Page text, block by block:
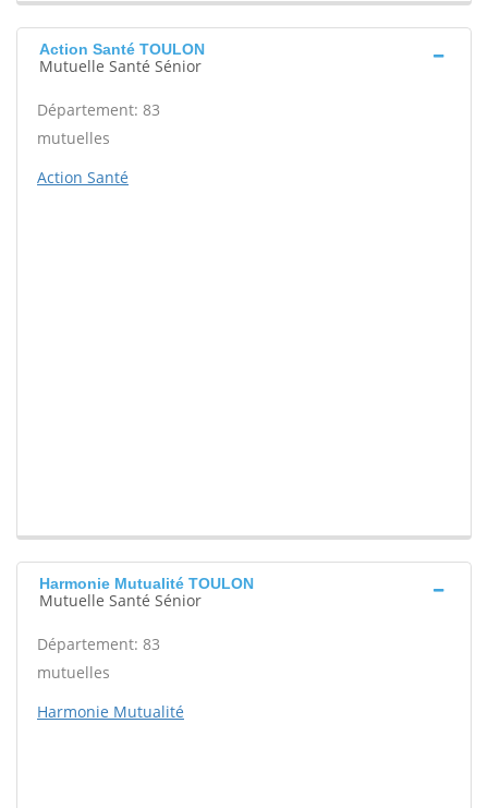
Action Santé TOULON
Mutuelle Santé Sénior
Département: 83
mutuelles
Action Santé
Harmonie Mutualité TOULON
Mutuelle Santé Sénior
Département: 83
mutuelles
Harmonie Mutualité